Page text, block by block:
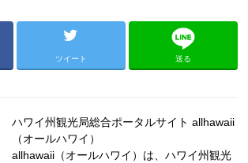
ツイート 送る
ハワイ州観光局総合ポータルサイト allhawaii
（オールハワイ）
allhawaii（オールハワイ）は、ハワイ州観光